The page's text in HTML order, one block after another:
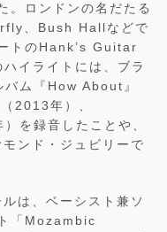
。ロンドンの名だたる
、Bush Hallなどで
トのHank’s Guitar
イライトには、ブラ
バム『How About』
2013年）、
を録音したことや、
ンド・ジュビリーで
は、ベーシスト兼ソ
「Mozambic